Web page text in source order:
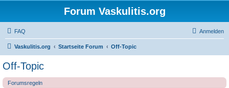
Forum Vaskulitis.org
FAQ Anmelden
Vaskulitis.org Startseite Forum Off-Topic
Off-Topic
Forumsregeln